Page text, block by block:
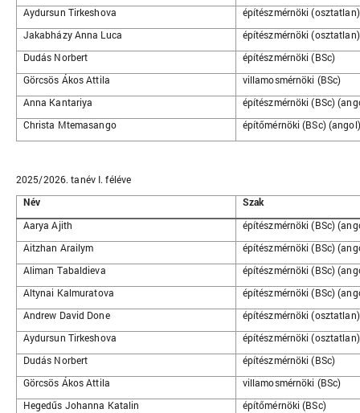
Aydursun Tirkeshova
építészmérnöki
Jakabházy Anna Luca
építészmérnöki (osztatlan)
Dudás Norbert
építészmérnöki (BSc)
Görcsös Ákos Attila
villamosmérnöki (BSc)
Anna Kantariya
építészmérnöki (BSc)
Christa Mtemasango
építőmérnöki (BSc) (angol)
2025/2026. tanév I. féléve
Név
Szak
Aarya Ajith
építészmérnöki (BSc)
Aitzhan Arailym
építészmérnöki (BSc)
Aliman Tabaldieva
építészmérnöki (BSc)
Altynai Kalmuratova
építészmérnöki (BSc)
Andrew David Done
építészmérnöki
Aydursun Tirkeshova
építészmérnöki
Dudás Norbert
építészmérnöki (BSc)
Görcsös Ákos Attila
villamosmérnöki (BSc)
Hegedűs Johanna Katalin
építőmérnöki (BSc)